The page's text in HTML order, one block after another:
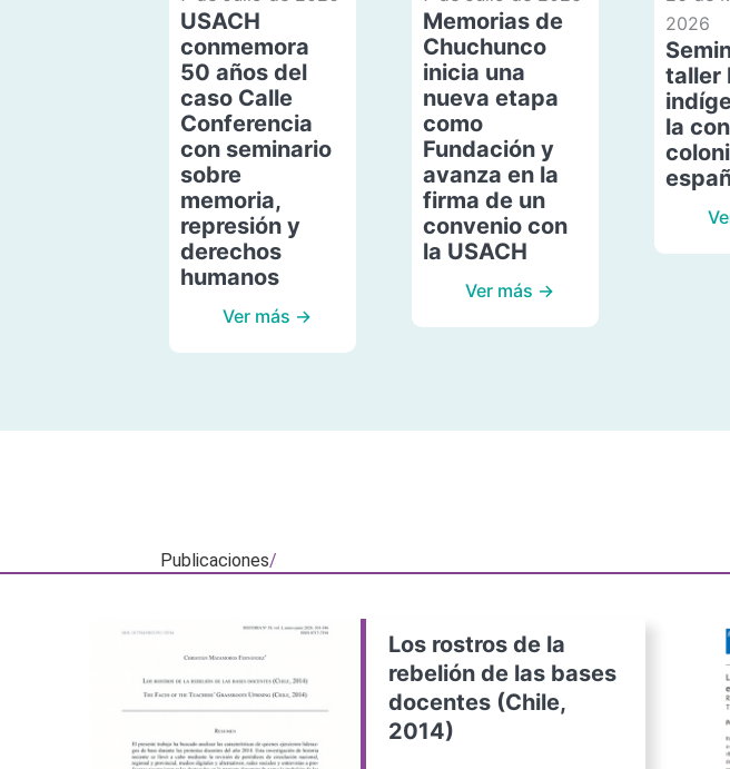
USACH
conmemora
50 años del
caso Calle
Conferencia
con seminario
sobre
memoria,
represión y
derechos
humanos
Ver más →
Memorias de
Chuchunco
inicia una
nueva etapa
como
Fundación y
avanza en la
firma de un
convenio con
la USACH
Ver más →
2026
taller
la
Publicaciones/
Los rostros de la
rebelión de las bases
docentes (Chile,
2014)